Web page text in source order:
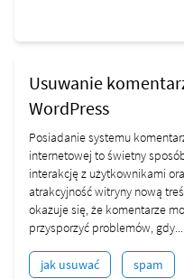
Usuwanie
WordPress
Posiadanie systemu
internetowej to świetny
interakcję z użytkownikami
atrakcyjność witryny nową
okazuje się, że komentarze
przysporzyć problemów, gdy...
jak usuwać spam